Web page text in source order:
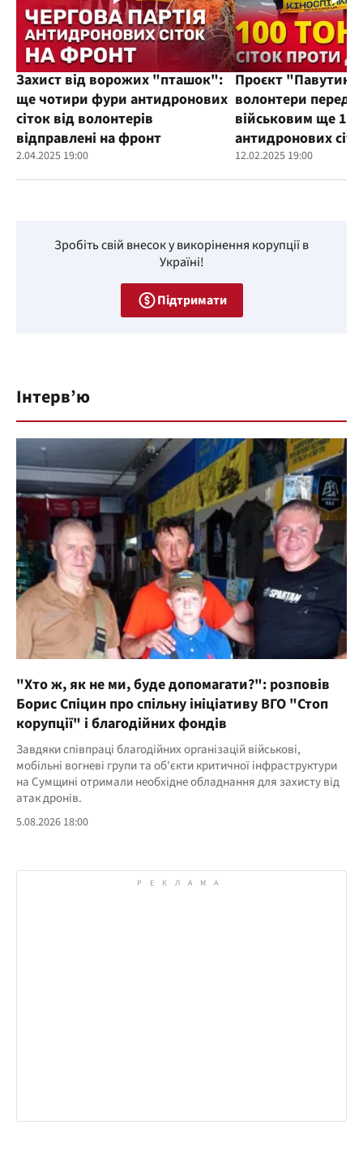
Захист від ворожих "пташок":
ще чотири фури антидронових
сіток від волонтерів
відправлені на фронт
2.04.2025 19:00
Проєкт
волонтери
військовим ще
антидронових
12.02.2025 19:00
Зробіть свій внесок у викорінення корупції в
Україні!
Підтримати
Інтерв’ю
"Хто ж, як не ми, буде допомагати?": розповів
Борис Спіцин про спільну ініціативу ВГО "Стоп
корупції" і благодійних фондів
Завдяки співпраці благодійних організацій військові,
мобільні вогневі групи та об'єкти критичної інфраструктури
на Сумщині отримали необхідне обладнання для захисту від
атак дронів.
5.08.2026 18:00